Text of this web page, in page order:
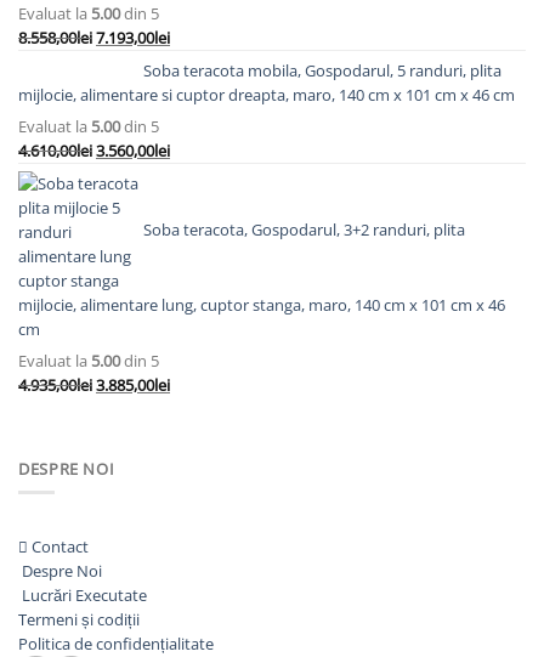
Evaluat la 5.00din 5
8.558,00leiPrețul
a
8.558,00lei.
7.193,00leiPrețul
curent
este:
7.193,00lei.
Soba teracota mobila, Gospodarul, 5 randuri, plita
mijlocie, alimentare si cuptor dreapta, maro, 140 cm x 101 cm x 46 cm
Evaluat la 5.00din 5
4.610,00leiPrețul
inițial
a
4.610,00lei.
3.560,00leiPrețul
3.560,00lei.
Soba teracota, Gospodarul, 3+2 randuri, plita
mijlocie, alimentare lung, cuptor stanga, maro, 140 cm x 101 cm x 46
cm
Evaluat la 5.00din 5
4.935,00leiPrețul
4.935,00lei.
3.885,00leiPrețul
DESPRE NOI
Contact
Despre Noi
Lucrări Executate
Termeni și codiții
Politica de confidențialitate